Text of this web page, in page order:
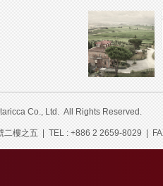
Co., Ltd. All Rights Reserved.
二樓之五 | TEL : +886 2 2659-8029 |